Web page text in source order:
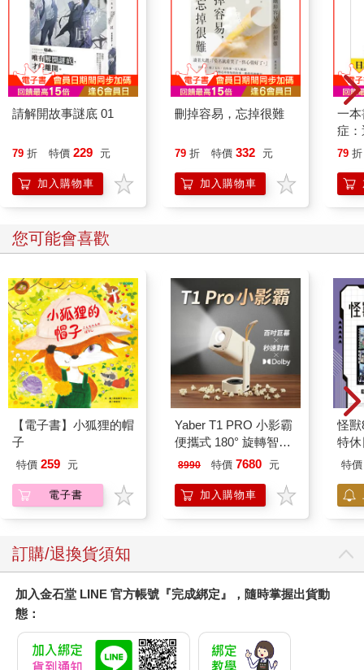
請解開故事謎底 01
79 折 特價 229 元
加入購物車
刪掉容易，忘掉很難
79 折 特價 332 元
加入購物車
一
症
開
的
79 折
您可能會喜歡
【電子書】小狐狸的帽
子
特價 259 元
電子書
Yaber T1 PRO 小影霸
便攜式 180° 旋轉智能
投影機
8990 特價 7680 元
加入購物車
怪獸
特
加購]
特價
訂購/退換貨須知
加入金石堂 LINE 官方帳號『完成綁定』，隨時掌握出貨動
態：